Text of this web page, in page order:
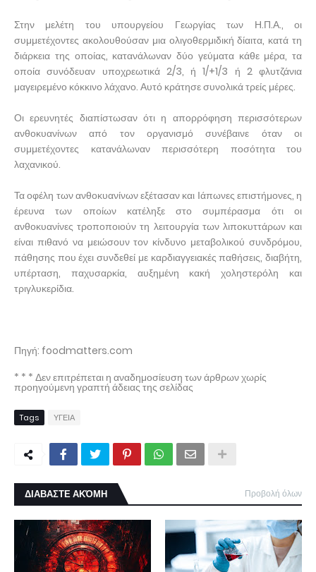
Στην μελέτη του υπουργείου Γεωργίας των Η.Π.Α., οι
συμμετέχοντες ακολουθούσαν μια ολιγοθερμιδική δίαιτα, κατά τη
διάρκεια της οποίας, κατανάλωναν δύο γεύματα κάθε μέρα, τα
οποία συνόδευαν υποχρεωτικά 2/3, ή 1/+1/3 ή 2 φλυτζάνια
μαγειρεμένο κόκκινο λάχανο. Αυτό κράτησε συνολικά τρείς μέρες.
Οι ερευνητές διαπίστωσαν ότι η απορρόφηση περισσότερων
ανθοκυανίνων από τον οργανισμό συνέβαινε όταν οι
συμμετέχοντες κατανάλωναν περισσότερη ποσότητα του
λαχανικού.
Τα οφέλη των ανθοκυανίνων εξέτασαν και Ιάπωνες επιστήμονες, η
έρευνα των οποίων κατέληξε στο συμπέρασμα ότι οι
ανθοκυανίνες τροποποιούν τη λειτουργία των λιποκυττάρων και
είναι πιθανό να μειώσουν τον κίνδυνο μεταβολικού συνδρόμου,
πάθησης που έχει συνδεθεί με καρδιαγγειακές παθήσεις, διαβήτη,
υπέρταση, παχυσαρκία, αυξημένη κακή χοληστερόλη και
τριγλυκερίδια.
Πηγή: foodmatters.com
* * * Δεν επιτρέπεται η αναδημοσίευση των άρθρων χωρίς
προηγούμενη γραπτή άδειας της σελίδας
Tags ΥΓΕΙΑ
ΔΙΑΒΑΣΤΕ ΑΚΌΜΗ Προβολή όλων